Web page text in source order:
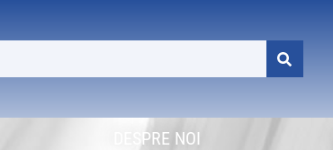
DESPRE NOI